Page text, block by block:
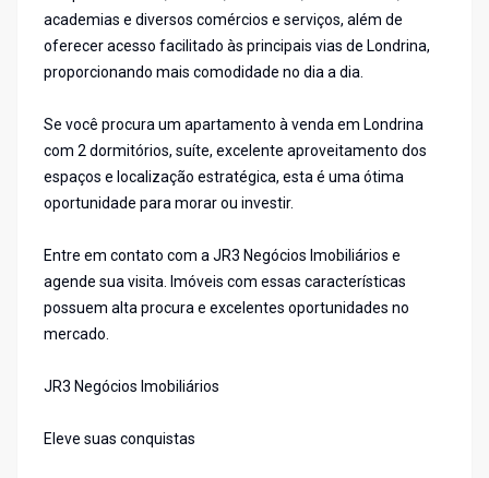
academias e diversos comércios e serviços, além de
oferecer acesso facilitado às principais vias de Londrina,
proporcionando mais comodidade no dia a dia.
Se você procura um apartamento à venda em Londrina
com 2 dormitórios, suíte, excelente aproveitamento dos
espaços e localização estratégica, esta é uma ótima
oportunidade para morar ou investir.
Entre em contato com a JR3 Negócios Imobiliários e
agende sua visita. Imóveis com essas características
possuem alta procura e excelentes oportunidades no
mercado.
JR3 Negócios Imobiliários
Eleve suas conquistas